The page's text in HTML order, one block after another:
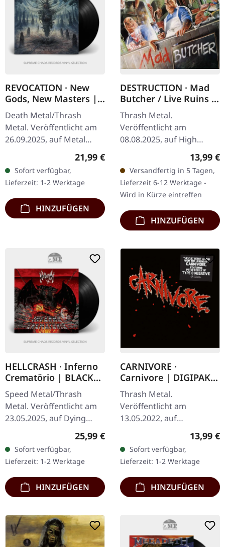
REVOCATION · New
Gods, New Masters |
BLACK LP
Death Metal/Thrash
Metal. Veröffentlicht am
26.09.2025, auf Metal
Blade Records. Schwarzes
Vinyl mit Insert und
Download-Card.
Revocation kehren mit…
Regulärer Preis:
21,99 €
Sofort verfügbar,
Lieferzeit: 1-2 Werktage
HINZUFÜGEN
DESTRUCTION · Mad
Butcher / Live Ruins |
SLIPCASE CD
Thrash Metal.
Veröffentlicht am
08.08.2025, auf High
Roller Records. CD im
Slipcase mit Booklet und
Poster.
Wiederveröffentlichung
2025. Wenn es um…
13,99 €
Versandfertig in 5 Tagen,
Lieferzeit 6-12 Werktage -
Wird in Kürze eintreffen
HINZUFÜGEN
HELLCRASH · Inferno
Crematörio | BLACK
LP
Speed Metal/Thrash
Metal. Veröffentlicht am
23.05.2025, auf Dying
Victims Productions.
Schwarzes Vinyl im
Gatefold-Cover mit Poster,
Sticker,…
Regulärer Preis:
25,99 €
Sofort verfügbar,
Lieferzeit: 1-2 Werktage
HINZUFÜGEN
CARNIVORE ·
Carnivore | DIGIPAK
CD
Thrash Metal.
Veröffentlicht am
13.05.2022, auf
Dissonance Productions.
CD im DigiPag mit 3
Bonus-Songs. Roh,
kompromisslos und
absolut verheerend –…
13,99 €
Sofort verfügbar,
Lieferzeit: 1-2 Werktage
HINZUFÜGEN